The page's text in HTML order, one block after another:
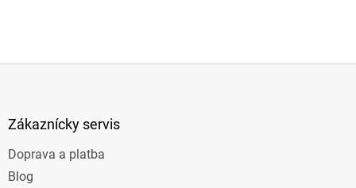
Zákaznícky servis
Doprava a platba
Blog